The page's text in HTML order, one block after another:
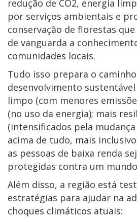
redução de CO2, energia
por serviços ambientais e
conservação de florestas
de vanguarda a
comunidades locais.
Tudo isso prepara o
desenvolvimento sustentável
limpo (com menores
(no uso da energia); mais
(intensificados pela
acima de tudo, mais
as pessoas de baixa renda
protegidas contra um
Além disso, a região está
estratégias para ajudar na
choques climáticos atuais: